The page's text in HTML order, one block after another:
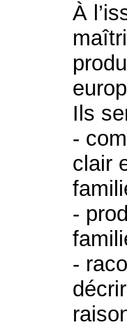
À
Ils
-
clair
-
-